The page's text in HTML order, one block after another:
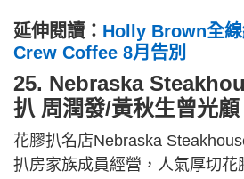
延伸閱讀： Holly Brown全
Crew Coffee 8月告別
25. Nebraska
扒 周潤發/黃秋生曾光顧
花膠扒名店Nebraska
扒房家族成員經營，人氣厚切花